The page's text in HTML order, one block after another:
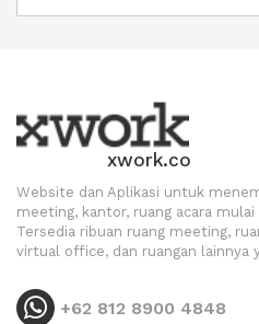
xwork.co
Website dan Aplikasi untuk
meeting, kantor, ruang acara
Tersedia ribuan ruang meeting,
virtual office, dan ruangan lainnya
+62 812 8900 4848